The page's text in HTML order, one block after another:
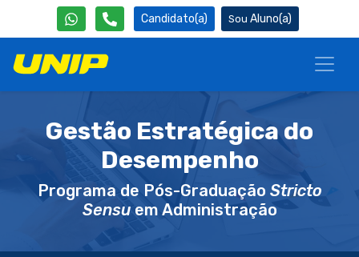
Candidato(a) Aluno(a)
Gestão Estratégica do
Desempenho
Programa de Pós-Graduação Stricto
Sensuem Administração